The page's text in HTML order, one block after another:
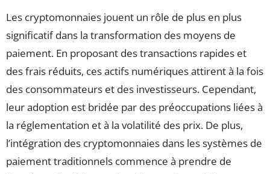
Les cryptomonnaies jouent un rôle de plus en plus
significatif dans la transformation des moyens de
paiement. En proposant des transactions rapides et
des frais réduits, ces actifs numériques attirent à la fois
des consommateurs et des investisseurs. Cependant,
leur adoption est bridée par des préoccupations liées à
la réglementation et à la volatilité des prix. De plus,
l’intégration des cryptomonnaies dans les systèmes de
paiement traditionnels commence à prendre de